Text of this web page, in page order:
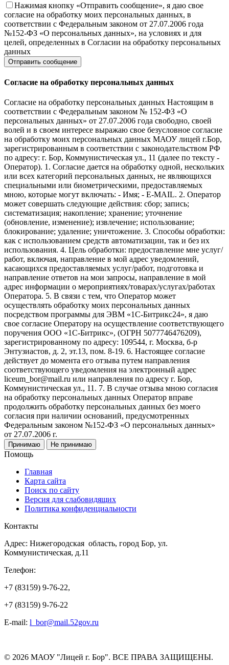
Нажимая кнопку «Отправить сообщение», я даю свое
согласие на обработку моих персональных данных, в
соответствии с Федеральным законом от 27.07.2006 года
№152-ФЗ «О персональных данных», на условиях и для
целей, определенных в Согласии на обработку персональных
данных
Согласие на обработку персональных данных
Согласие на обработку персональных данных Настоящим в
соответствии с Федеральным законом № 152-ФЗ «О
персональных данных» от 27.07.2006 года свободно, своей
волей и в своем интересе выражаю свое безусловное согласие
на обработку моих персональных данных МАОУ лицей г.Бор,
зарегистрированным в соответствии с законодательством РФ
по адресу: г. Бор, Коммунистическая ул., 11 (далее по тексту -
Оператор). 1. Согласие дается на обработку одной, нескольких
или всех категорий персональных данных, не являющихся
специальными или биометрическими, предоставляемых
мною, которые могут включать: - Имя; - E-MAIL. 2. Оператор
может совершать следующие действия: сбор; запись;
систематизация; накопление; хранение; уточнение
(обновление, изменение); извлечение; использование;
блокирование; удаление; уничтожение. 3. Способы обработки:
как с использованием средств автоматизации, так и без их
использования. 4. Цель обработки: предоставление мне услуг/
работ, включая, направление в мой адрес уведомлений,
касающихся предоставляемых услуг/работ, подготовка и
направление ответов на мои запросы, направление в мой
адрес информации о мероприятиях/товарах/услугах/работах
Оператора. 5. В связи с тем, что Оператор может
осуществлять обработку моих персональных данных
посредством программы для ЭВМ «1С-Битрикс24», я даю
свое согласие Оператору на осуществление соответствующего
поручения ООО «1С-Битрикс», (ОГРН 5077746476209),
зарегистрированному по адресу: 109544, г. Москва, б-р
Энтузиастов, д. 2, эт.13, пом. 8-19. 6. Настоящее согласие
действует до момента его отзыва путем направления
соответствующего уведомления на электронный адрес
liceum_bor@mail.ru или направления по адресу г. Бор,
Коммунистическая ул., 11. 7. В случае отзыва мною согласия
на обработку персональных данных Оператор вправе
продолжить обработку персональных данных без моего
согласия при наличии оснований, предусмотренных
Федеральным законом №152-ФЗ «О персональных данных»
от 27.07.2006 г.
Принимаю Не принимаю
Помощь
Главная
Карта сайта
Поиск по сайту
Версия для слабовидящих
Политика конфиденциальности
Контакты
Адрес: Нижегородская область, город Бор, ул.
Коммунистическая, д.11
Телефон:
+7 (83159) 9-76-22,
+7 (83159) 9-76-22
E-mail: l_bor@mail.52gov.ru
© 2026 МАОУ "Лицей г. Бор". ВСЕ ПРАВА ЗАЩИЩЕНЫ.